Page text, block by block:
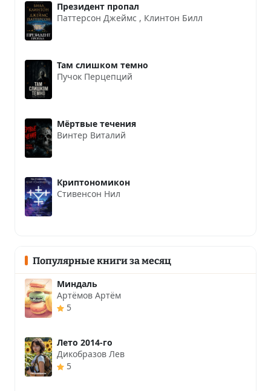
Президент пропал
Паттерсон Джеймс , Клинтон Билл
Там слишком темно
Пучок Перцепций
Мёртвые течения
Винтер Виталий
Криптономикон
Стивенсон Нил
Популярные книги за месяц
Миндаль
Артёмов Артём
5
Лето 2014-го
Дикобразов Лев
5